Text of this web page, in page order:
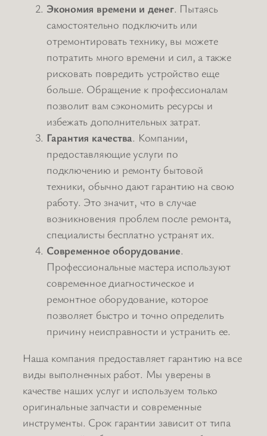
Экономия времени и денег. Пытаясь
самостоятельно подключить или
отремонтировать технику, вы можете
потратить много времени и сил, а также
рисковать повредить устройство еще
больше. Обращение к профессионалам
позволит вам сэкономить ресурсы и
избежать дополнительных затрат.
Гарантия качества. Компании,
предоставляющие услуги по
подключению и ремонту бытовой
техники, обычно дают гарантию на свою
работу. Это значит, что в случае
возникновения проблем после ремонта,
специалисты бесплатно устранят их.
Современное оборудование.
Профессиональные мастера используют
современное диагностическое и
ремонтное оборудование, которое
позволяет быстро и точно определить
причину неисправности и устранить ее.
Наша компания предоставляет гарантию на все
виды выполненных работ. Мы уверены в
качестве наших услуг и используем только
оригинальные запчасти и современные
инструменты. Срок гарантии зависит от типа